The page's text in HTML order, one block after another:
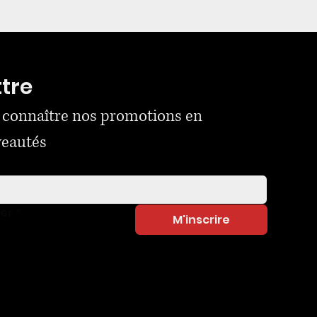
connaître nos promotions en
M'inscrire